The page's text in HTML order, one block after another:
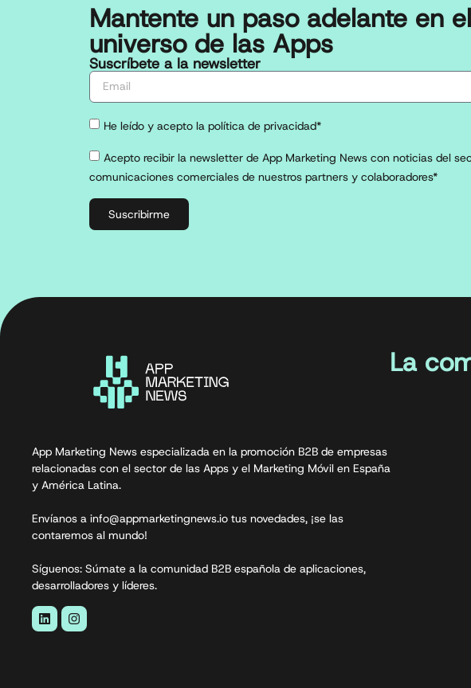
Mantente un paso adelante en el
universo de las Apps
Suscríbete a la newsletter
He leído y acepto la política de privacidad*
Acepto recibir la newsletter de App Marketing News con noticias del
comunicaciones comerciales de nuestros partners y colaboradores*
Suscribirme
La
App Marketing News especializada en la promoción B2B de empresas
relacionadas con el sector de las Apps y el Marketing Móvil en España
y América Latina.
Envíanos a info@appmarketingnews.io tus novedades, ¡se las
contaremos al mundo!
Síguenos: Súmate a la comunidad B2B española de aplicaciones,
desarrolladores y líderes.